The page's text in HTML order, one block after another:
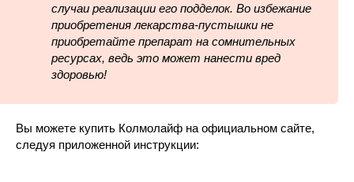
случаи реализации его подделок. Во избежание
приобретения лекарства-пустышки не
приобретайте препарат на сомнительных
ресурсах, ведь это может нанести вред
здоровью!
Вы можете купить Колмолайф на официальном сайте,
следуя приложенной инструкции: